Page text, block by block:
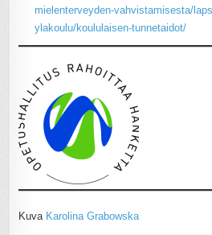
mielenterveyden-vahvistamisesta/
ylakoulu/koululaisen-tunnetaidot/
Kuva Karolina Grabowska